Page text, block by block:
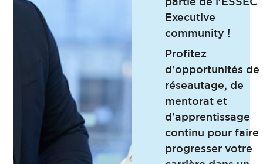
Executive
community !
Profitez
d'opportunités de
réseautage, de
mentorat et
d'apprentissage
continu pour faire
progresser votre